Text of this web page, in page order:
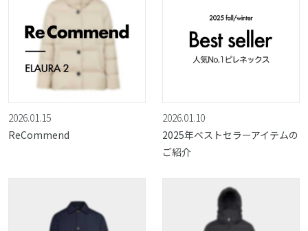
2026.01.15
ReCommend
2026.01.10
2025年ベストセラーアイテムの
ご紹介